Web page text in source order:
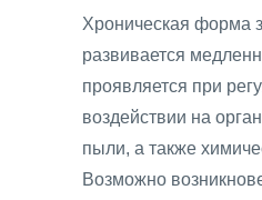
Хроническая форма
развивается
проявляется при
воздействии на
пыли, а также
Возможно